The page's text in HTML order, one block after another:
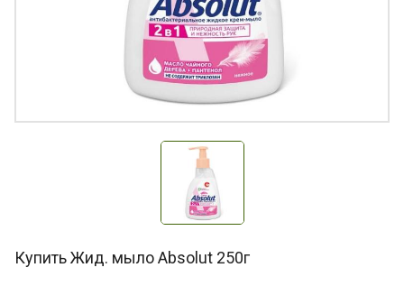
Купить Жид. мыло Absolut 250г